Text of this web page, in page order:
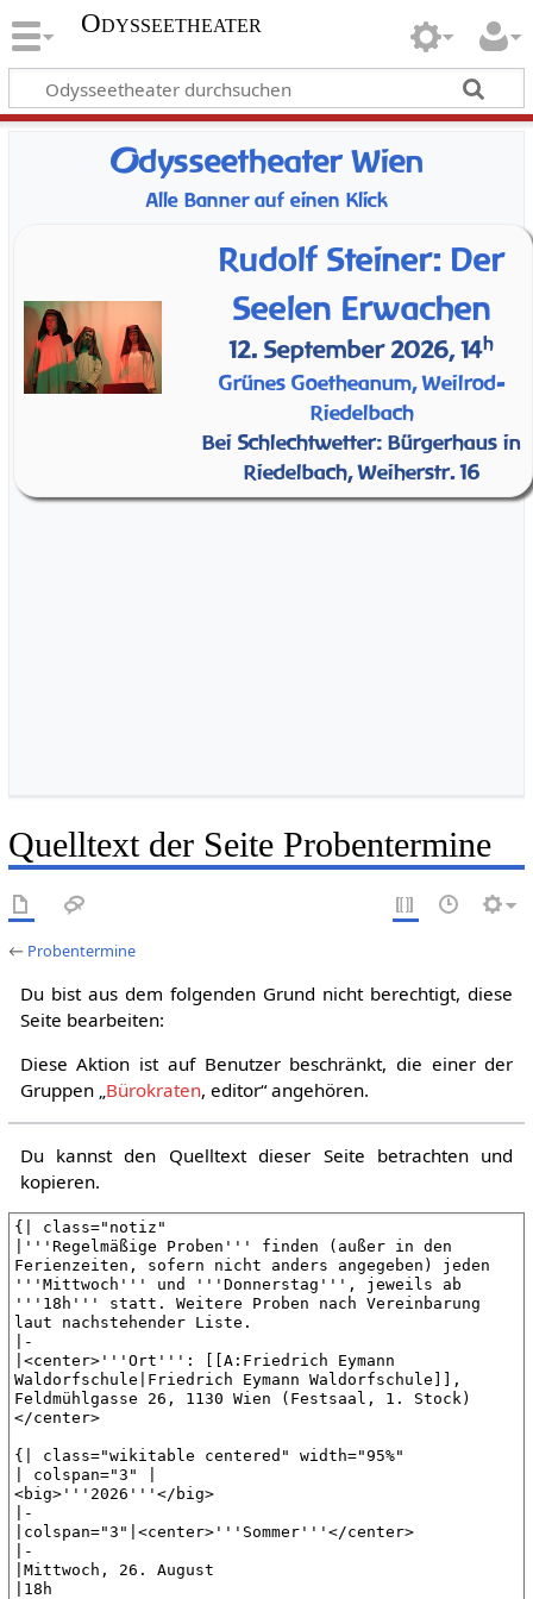
Odysseetheater
Odysseetheater Wien
Alle Banner auf einen Klick
Rudolf Steiner: Der
Seelen Erwachen
12. September 2026, 14h
Grünes Goetheanum, Weilrod-
Riedelbach
Bei Schlechtwetter: Bürgerhaus in
Riedelbach, Weiherstr. 16
Quelltext der Seite Probentermine
← Probentermine
Du bist aus dem folgenden Grund nicht berechtigt, diese
Seite bearbeiten:
Diese Aktion ist auf Benutzer beschränkt, die einer der
Gruppen „Bürokraten, editor“ angehören.
Du kannst den Quelltext dieser Seite betrachten und
kopieren.